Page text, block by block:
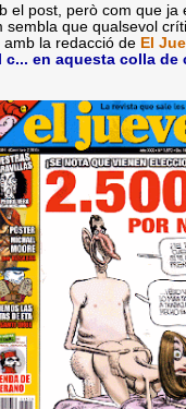
el post, però com que
sembla que qualsevol
la redacció de El
en aquesta colla